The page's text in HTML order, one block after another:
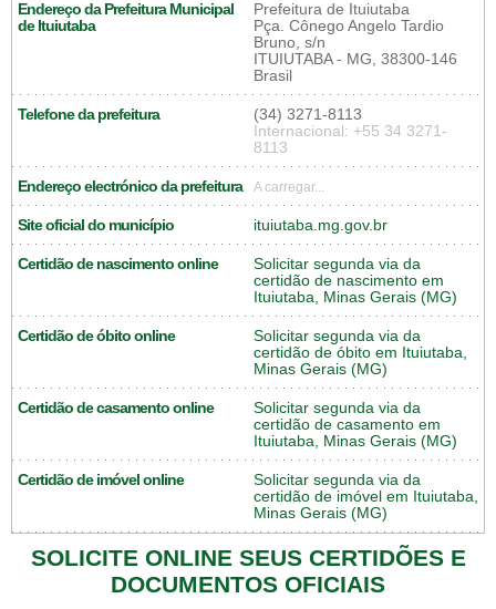
Endereço da Prefeitura Municipal
de Ituiutaba
Prefeitura de Ituiutaba
Pça. Cônego Angelo Tardio
Bruno, s/n
ITUIUTABA - MG, 38300-146
Brasil
Telefone da prefeitura
(34) 3271-8113
Internacional: +55 34 3271-
8113
Endereço electrónico da prefeitura A carregar...
Site oficial do município ituiutaba.mg.gov.br
Certidão de nascimento online
Solicitar segunda via da
certidão de nascimento em
Ituiutaba, Minas Gerais (MG)
Certidão de óbito online
Solicitar segunda via da
certidão de óbito em Ituiutaba,
Minas Gerais (MG)
Certidão de casamento online
Solicitar segunda via da
certidão de casamento em
Ituiutaba, Minas Gerais (MG)
Certidão de imóvel online
Solicitar segunda via da
certidão de imóvel em Ituiutaba,
Minas Gerais (MG)
SOLICITE ONLINE SEUS CERTIDÕES E
DOCUMENTOS OFICIAIS